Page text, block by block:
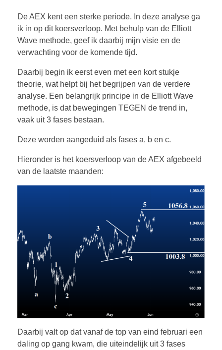
De AEX kent een sterke periode. In deze analyse ga
ik in op dit koersverloop. Met behulp van de Elliott
Wave methode, geef ik daarbij mijn visie en de
verwachting voor de komende tijd.
Daarbij begin ik eerst even met een kort stukje
theorie, wat helpt bij het begrijpen van de verdere
analyse. Een belangrijk principe in de Elliott Wave
methode, is dat bewegingen TEGEN de trend in,
vaak uit 3 fases bestaan.
Deze worden aangeduid als fases a, b en c.
Hieronder is het koersverloop van de AEX afgebeeld
van de laatste maanden:
Daarbij valt op dat vanaf de top van eind februari een
daling op gang kwam, die uiteindelijk uit 3 fases